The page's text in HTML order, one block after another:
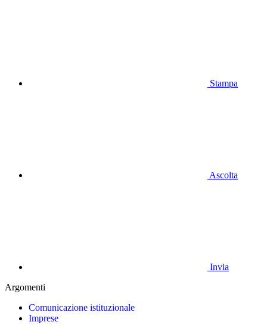
Stampa
Ascolta
Invia
Argomenti
Comunicazione istituzionale
Imprese